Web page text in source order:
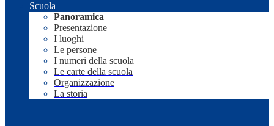
Scuola
Panoramica
Presentazione
I luoghi
Le persone
I numeri della scuola
Le carte della scuola
Organizzazione
La storia